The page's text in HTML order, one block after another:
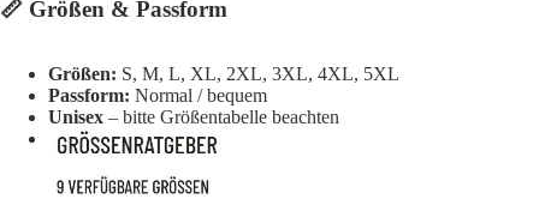
📏 Größen & Passform
Größen: S, M, L, XL, 2XL, 3XL, 4XL, 5XL
Passform: Normal / bequem
Unisex – bitte Größentabelle beachten